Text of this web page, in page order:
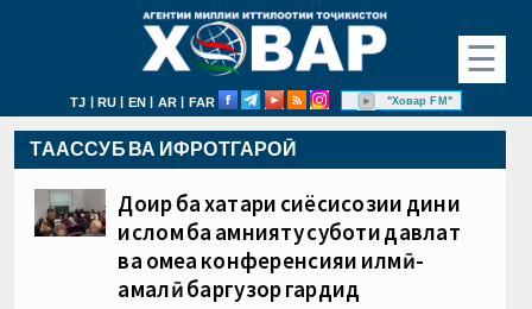
☰
TJ | RU | EN | AR | FAR "Ховар FM"
ТААССУБ ВА ИФРОТГАРОӢ
Доир ба хатари сиёсисозии дини
ислом ба амнияту суботи давлат
ва ҷомеа конференсияи илмӣ-
амалӣ баргузор гардид